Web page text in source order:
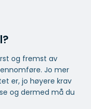
og fremst av
Jo mer
er, jo høyere krav
og dermed må du